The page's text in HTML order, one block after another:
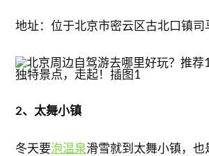
地址：位于北京市密云区古北口镇司
2、太舞小镇
冬天要泡温泉滑雪就到太舞小镇，也